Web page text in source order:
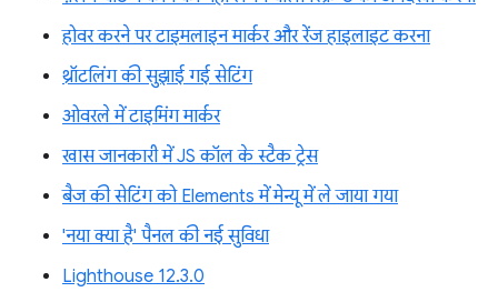
होवर करने पर टाइमलाइन मार्कर और रेंज हाइलाइट करना
थ्रॉटलिंग की सुझाई गई सेटिंग
ओवरले में टाइमिंग मार्कर
खास जानकारी में JS कॉल के स्टैक ट्रेस
बैज की सेटिंग को Elements में मेन्यू में ले जाया गया
'नया क्या है' पैनल की नई सुविधा
Lighthouse 12.3.0